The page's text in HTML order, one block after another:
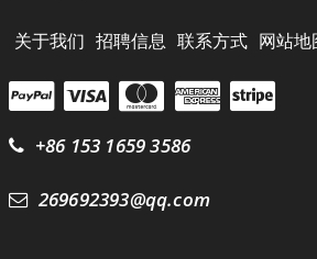
关于我们 招聘信息 联系方式 网站地
+86 153 1659 3586
269692393@qq.com